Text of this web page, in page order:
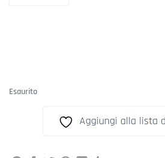
Esaurito
Aggiungi alla lista